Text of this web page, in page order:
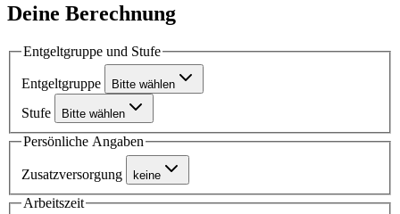
Deine Berechnung
Entgeltgruppe und Stufe
Entgeltgruppe Bitte wählen
Stufe Bitte wählen
Persönliche Angaben
Zusatzversorgung keine
Arbeitszeit